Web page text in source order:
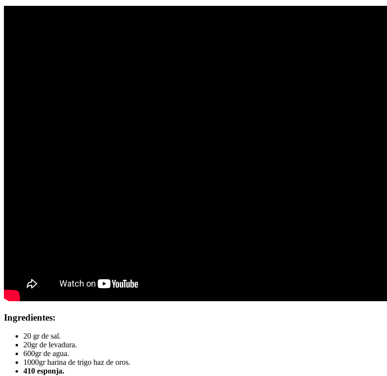
Ingredientes:
20 gr de sal.
20gr de levadura.
600gr de agua.
1000gr harina de trigo haz de oros.
410 esponja.